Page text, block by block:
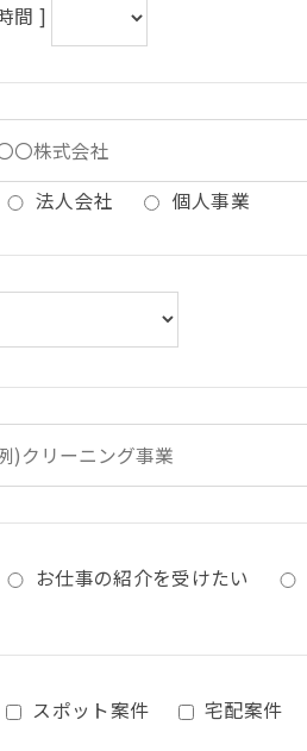
間 ]
法人会社 個人事業
お仕事の紹介を受けたい
スポット案件 宅配案件